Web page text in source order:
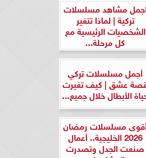
مشاهد مسلسلات
تركية | لماذا تتغير
الشخصيات الرئيسية مع
كل مرحلة...
أجمل مسلسلات تركي
عشق | كيف تغيرت
الأبطال خلال جميع...
مسلسلات رمضان
2026 الخليجية.. أعمال
صنعت الجدل وتصدرت